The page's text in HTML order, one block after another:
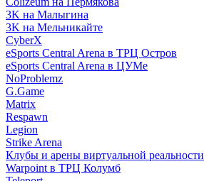
3K на Малыгина
3K на Мельникайте
CyberX
eSports Central Arena в ТРЦ Остров
eSports Central Arena в ЦУМе
NoProblemz
G.Game
Matrix
Respawn
Legion
Strike Arena
Клубы и арены виртуальной реальности
Warpoint в ТРЦ Колумб